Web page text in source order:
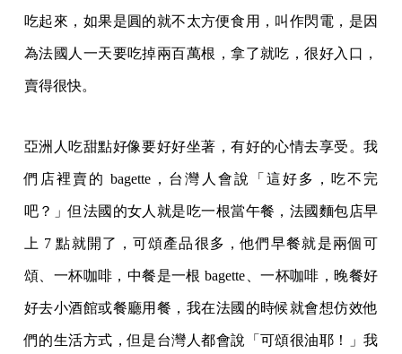
吃起來，如果是圓的就不太方便食用，叫作閃電，是因
為法國人一天要吃掉兩百萬根，拿了就吃，很好入口，
賣得很快。
亞洲人吃甜點好像要好好坐著，有好的心情去享受。我
們店裡賣的 bagette，台灣人會說「這好多，吃不完
吧？」但法國的女人就是吃一根當午餐，法國麵包店早
上 7 點就開了，可頌產品很多，他們早餐就是兩個可
頌、一杯咖啡，中餐是一根 bagette、一杯咖啡，晚餐好
好去小酒館或餐廳用餐，我在法國的時候就會想仿效他
們的生活方式，但是台灣人都會說「可頌很油耶！」我